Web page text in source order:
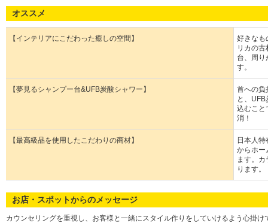
オススメ
【インテリアにこだわった癒しの空間】
好きなも
リカの
台、周り
す。
【夢見るシャンプー台&UFB炭酸シャワー】
首への負
と、
込むこと
消！
【最高級品を使用したこだわりの商材】
日本人
からホー
ます。
ります。
お店・スポットからのメッセージ
カウンセリングを重視し、お客様と一緒にスタイル作りをしていけるよう心掛